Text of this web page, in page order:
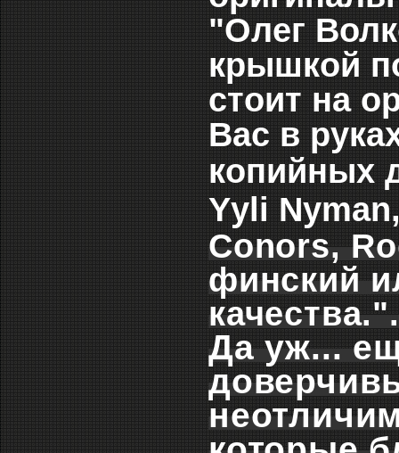
"Олег
крышкой
стоит на
Вас в
копийных
Yyli
Conors,
финский
Да уж...